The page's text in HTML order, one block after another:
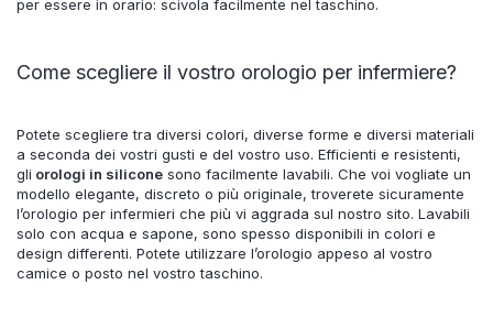
per essere in orario: scivola facilmente nel taschino.
Come scegliere il vostro orologio per infermiere?
Potete scegliere tra diversi colori, diverse forme e diversi materiali
a seconda dei vostri gusti e del vostro uso. Efficienti e resistenti,
gli orologi in silicone sono facilmente lavabili. Che voi vogliate un
modello elegante, discreto o più originale, troverete sicuramente
l’orologio per infermieri che più vi aggrada sul nostro sito. Lavabili
solo con acqua e sapone, sono spesso disponibili in colori e
design differenti. Potete utilizzare l’orologio appeso al vostro
camice o posto nel vostro taschino.